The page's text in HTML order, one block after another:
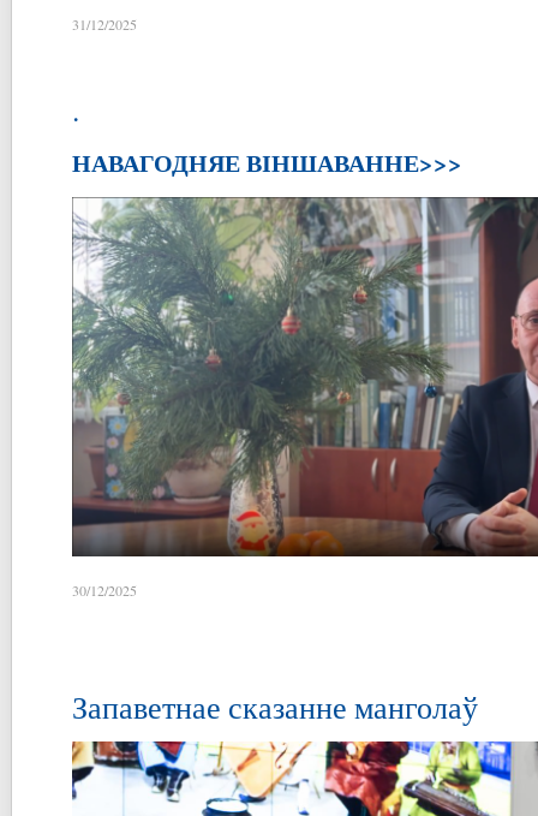
31/12/2025
.
НАВАГОДНЯЕ ВІНШАВАННЕ>>>
30/12/2025
Запаветнае сказанне манголаў